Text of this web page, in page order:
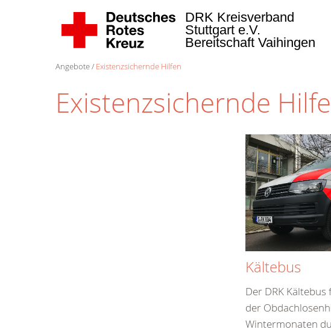
DRK Kreisverband
Stuttgart e.V.
Bereitschaft Vaihingen
Angebote Existenzsichernde Hilfen
Existenzsichernde
Kältebus
Der DRK
der
Wintermonaten